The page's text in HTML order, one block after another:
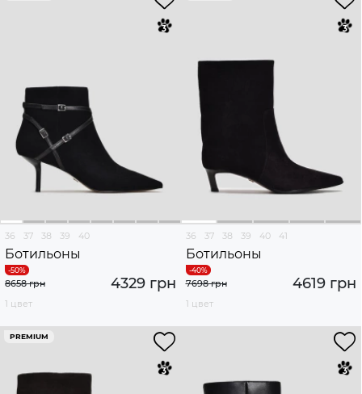
36 37 38 39 40
Ботильоны
4329 грн
8658 грн
1 цвет
36 37 38 39 40 41
Ботильоны
4619 грн
7698 грн
1 цвет
PREMIUM